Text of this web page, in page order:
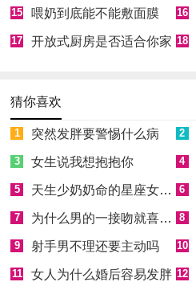
15 喂奶到底能不能敷面膜 16
17 开放式厨房是否适合你家 18
猜你喜欢
1 突然发胖要警惕什么病 2
3 女生说我想抱抱你 4
5 天生少奶奶命的星座女有哪些 6
7 为什么男的一接吻就喜欢伸舌头 8
9 射手男不理还要主动吗 10
11 女人为什么婚后容易发胖 12